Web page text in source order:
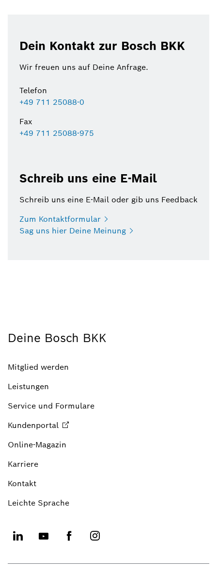
Dein Kontakt zur Bosch BKK
Wir freuen uns auf Deine Anfrage.
Telefon
+49 711 25088-0
Fax
+49 711 25088-975
Schreib uns eine E-Mail
Schreib uns eine E-Mail oder gib uns Feedback
Zum Kontaktformular
Sag uns hier Deine Meinung
Deine Bosch BKK
Mitglied werden
Leistungen
Service und Formulare
Kundenportal
Online-Magazin
Karriere
Kontakt
Leichte Sprache